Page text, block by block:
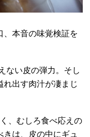
、本音の味覚検証を
ない皮の弾力。そし
れ出す肉汁が凄まじ
、むしろ食べ応えの
きは、皮の中にギュ